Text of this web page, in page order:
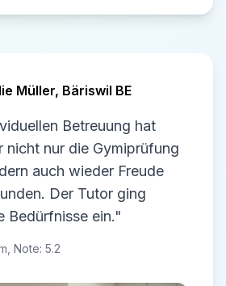
Müller, Bäriswil BE
Betreuung hat
nicht nur die Gymiprüfung
auch wieder Freude
Der Tutor ging
Bedürfnisse ein."
Note: 5.2